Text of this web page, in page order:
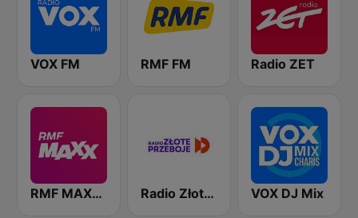
VOX FM RMF FM Radio ZET
RMF MAXXX Radio Złote Przeboje VOX DJ Mix